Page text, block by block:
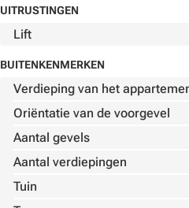
UITRUSTINGEN
Lift
BUITENKENMERKEN
Verdieping van het
Oriëntatie van de voorgevel
Aantal gevels
Aantal verdiepingen
Tuin